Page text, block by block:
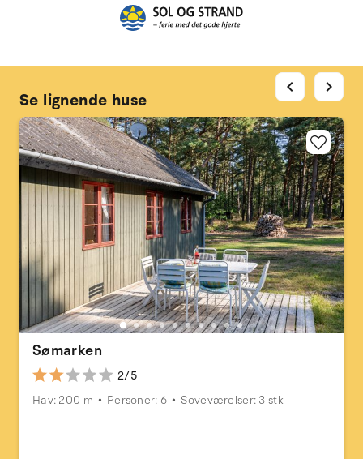
Se lignende huse
Sømarken
2/5
Hav: 200 m
Personer: 6 Soveværelser: 3 stk
chevron_left chevron_right